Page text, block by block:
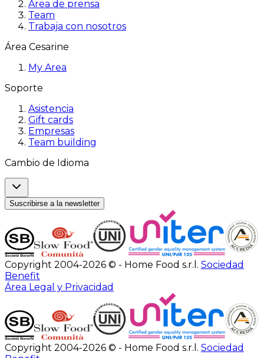
Área de prensa
Team
Trabaja con nosotros
Área Cesarine
My Area
Soporte
Asistencia
Gift cards
Empresas
Team building
Cambio de Idioma
Suscribirse a la newsletter
Copyright 2004-2026 © - Home Food s.r.l. Sociedad
Benefit
Área Legal y Privacidad
Copyright 2004-2026 © - Home Food s.r.l. Sociedad